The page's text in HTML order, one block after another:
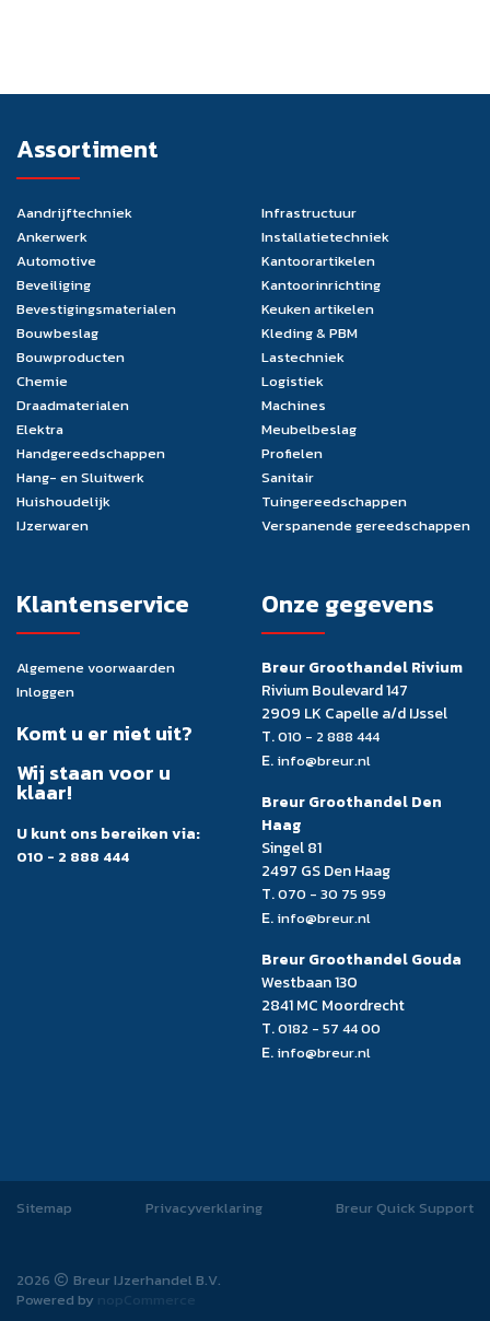
Assortiment
Aandrijftechniek
Ankerwerk
Automotive
Beveiliging
Bevestigingsmaterialen
Bouwbeslag
Bouwproducten
Chemie
Draadmaterialen
Elektra
Handgereedschappen
Hang- en Sluitwerk
Huishoudelijk
IJzerwaren
Infrastructuur
Installatietechniek
Kantoorartikelen
Kantoorinrichting
Keuken artikelen
Kleding & PBM
Lastechniek
Logistiek
Machines
Meubelbeslag
Profielen
Sanitair
Tuingereedschappen
Verspanende gereedschappen
Klantenservice
Algemene voorwaarden
Inloggen
Komt u er niet uit?
Wij staan voor u
klaar!
U kunt ons bereiken via:
010 - 2 888 444
Onze gegevens
Breur Groothandel Rivium
Rivium Boulevard 147
2909 LK Capelle a/d IJssel
T.010 - 2 888 444
E. info@breur.nl
Breur Groothandel Den
Haag
Singel 81
2497 GS Den Haag
T.070 - 30 75 959
E. info@breur.nl
Breur Groothandel Gouda
Westbaan 130
2841 MC Moordrecht
T.0182 - 57 44 00
E. info@breur.nl
Sitemap Privacyverklaring Breur Quick Support
2026
Breur IJzerhandel B.V.
Powered by